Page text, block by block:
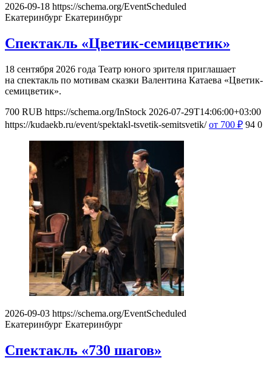
2026-09-18 https://schema.org/EventScheduled
Екатеринбург Екатеринбург
Спектакль «Цветик-семицветик»
18 сентября 2026 года Театр юного зрителя приглашает
на спектакль по мотивам сказки Валентина Катаева «Цветик-
семицветик».
700 RUB https://schema.org/InStock 2026-07-29T14:06:00+03:00
https://kudaekb.ru/event/spektakl-tsvetik-semitsvetik/ от 700 ₽ 94 0
2026-09-03 https://schema.org/EventScheduled
Екатеринбург Екатеринбург
Спектакль «730 шагов»